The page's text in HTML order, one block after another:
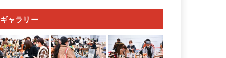
ギャラリー